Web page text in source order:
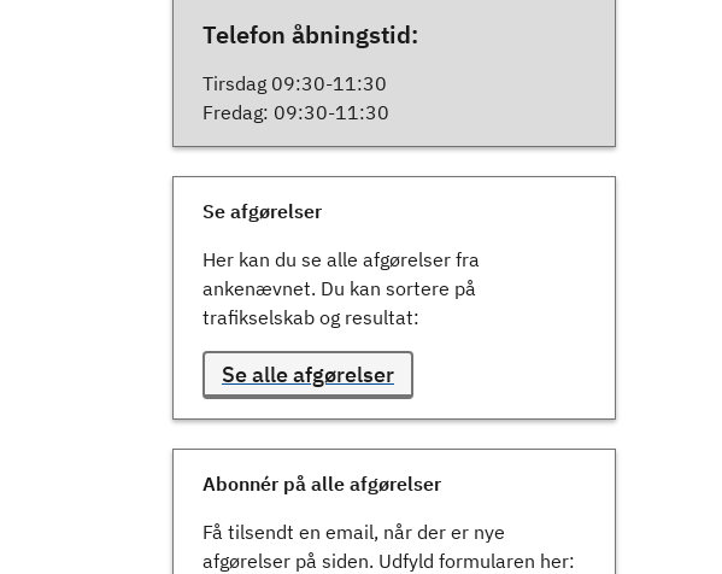
Telefon åbningstid:
Tirsdag 09:30-11:30
Fredag: 09:30-11:30
Se afgørelser
Her kan du se alle afgørelser fra
ankenævnet. Du kan sortere på
trafikselskab og resultat:
Se alle afgørelser
Abonnér på alle afgørelser
Få tilsendt en email, når der er nye
afgørelser på siden. Udfyld formularen her: